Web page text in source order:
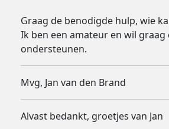
Graag de benodigde hulp, wie
Ik ben een amateur en wil graag
ondersteunen.
Mvg, Jan van den Brand
Alvast bedankt, groetjes van Jan